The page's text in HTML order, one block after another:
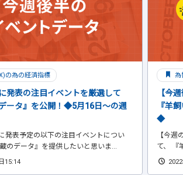
の為の経済指標
発表の注目イベントを厳選して
データ』を公開！◆5月16日～の週
発表予定の以下の注目イベントについ
のデータ』を提供したいと思いま...
15:14
為
【今
『羊
◆
【今週
て、 『